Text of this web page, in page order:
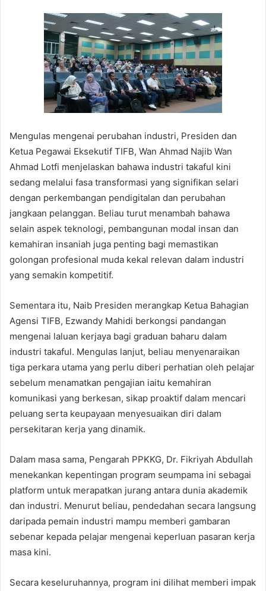
Mengulas mengenai perubahan industri, Presiden dan
Ketua Pegawai Eksekutif TIFB, Wan Ahmad Najib Wan
Ahmad Lotfi menjelaskan bahawa industri takaful kini
sedang melalui fasa transformasi yang signifikan selari
dengan perkembangan pendigitalan dan perubahan
jangkaan pelanggan. Beliau turut menambah bahawa
selain aspek teknologi, pembangunan modal insan dan
kemahiran insaniah juga penting bagi memastikan
golongan profesional muda kekal relevan dalam industri
yang semakin kompetitif.
Sementara itu, Naib Presiden merangkap Ketua Bahagian
Agensi TIFB, Ezwandy Mahidi berkongsi pandangan
mengenai laluan kerjaya bagi graduan baharu dalam
industri takaful. Mengulas lanjut, beliau menyenaraikan
tiga perkara utama yang perlu diberi perhatian oleh pelajar
sebelum menamatkan pengajian iaitu kemahiran
komunikasi yang berkesan, sikap proaktif dalam mencari
peluang serta keupayaan menyesuaikan diri dalam
persekitaran kerja yang dinamik.
Dalam masa sama, Pengarah PPKKG, Dr. Fikriyah Abdullah
menekankan kepentingan program seumpama ini sebagai
platform untuk merapatkan jurang antara dunia akademik
dan industri. Menurut beliau, pendedahan secara langsung
daripada pemain industri mampu memberi gambaran
sebenar kepada pelajar mengenai keperluan pasaran kerja
masa kini.
Secara keseluruhannya, program ini dilihat memberi impak